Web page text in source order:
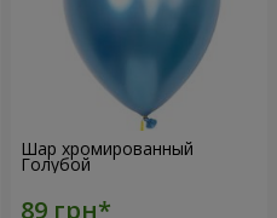
Шар хромированный
Голубой